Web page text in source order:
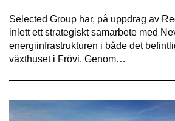
Selected Group har, på uppdrag av
inlett ett strategiskt samarbete med
energiinfrastrukturen i både det
växthuset i Frövi. Genom…